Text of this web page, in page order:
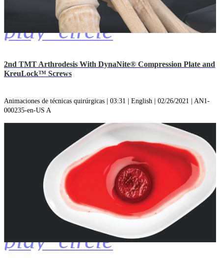
play_circle
2nd TMT Arthrodesis With DynaNite® Compression Plate and
KreuLock™ Screws
Animaciones de técnicas quirúrgicas | 03:31 | English | 02/26/2021 | AN1-
000235-en-US A
play_circle